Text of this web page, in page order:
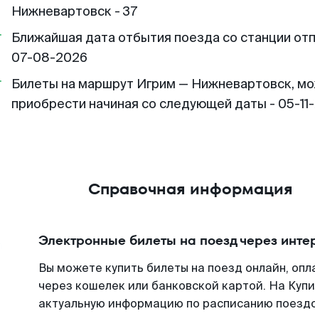
Нижневартовск - 37
Ближайшая дата отбытия поезда со станции
07-08-2026
Билеты на маршрут Игрим — Нижневартовск,
приобрести начиная со следующей даты - 05-
Справочная информация
Электронные билеты на поезд через
Вы можете купить билеты на поезд онлайн,
через кошелек или банковской картой. На
актуальную информацию по расписанию